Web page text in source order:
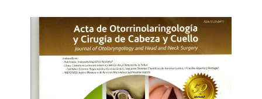
Barra
lateral
del
artículo